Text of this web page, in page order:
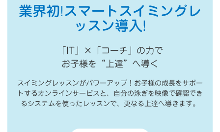
業界初!スマートスイミングレ
ッスン導入!
「IT」×「コーチ」の力で
お子様を“上達”へ導く
スイミングレッスンがパワーアップ！お子様の成長をサポー
トするオンラインサービスと、自分の泳ぎを映像で確認でき
るシステムを使ったレッスンで、更なる上達へ導きます。